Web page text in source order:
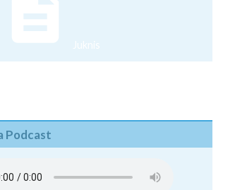
Juknis
Podcast